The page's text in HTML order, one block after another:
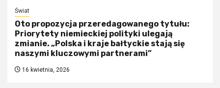
Świat
Oto propozycja przeredagowanego tytułu:
Priorytety niemieckiej polityki ulegają
zmianie. „Polska i kraje bałtyckie stają się
naszymi kluczowymi partnerami”
16 kwietnia, 2026